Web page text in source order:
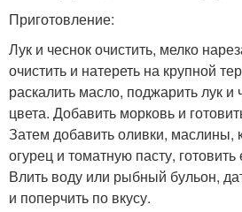
Приготовление:
Лук и чеснок очистить, мелко
очистить и натереть на крупной
раскалить масло, поджарить лук и
цвета. Добавить морковь и
Затем добавить оливки, маслины,
огурец и томатную пасту,
Влить воду или рыбный бульон,
и поперчить по вкусу.